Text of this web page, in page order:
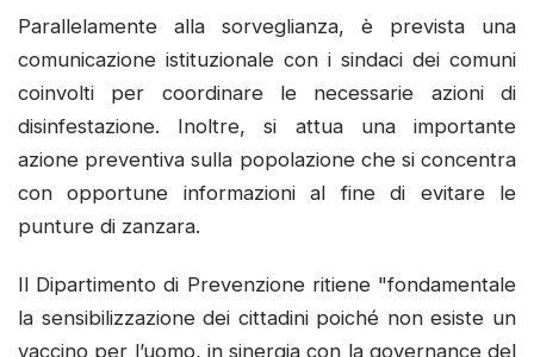
Parallelamente alla sorveglianza, è prevista una
comunicazione istituzionale con i sindaci dei comuni
coinvolti per coordinare le necessarie azioni di
disinfestazione. Inoltre, si attua una importante
azione preventiva sulla popolazione che si concentra
con opportune informazioni al fine di evitare le
punture di zanzara.
Il Dipartimento di Prevenzione ritiene "fondamentale
la sensibilizzazione dei cittadini poiché non esiste un
vaccino per l’uomo, in sinergia con la governance del